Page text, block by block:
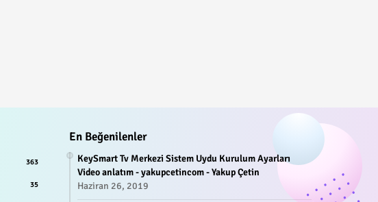
363
35
En Beğenilenler
KeySmart Tv Merkezi Sistem Uydu Kurulum Ayarları
Video anlatım - yakupcetincom - Yakup Çetin
Haziran 26, 2019